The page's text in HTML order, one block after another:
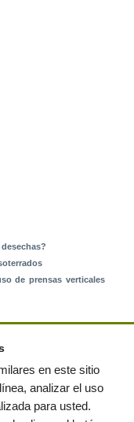
de prensas verticales
Política de privacidad
en este sitio
analizar el uso
para usted.